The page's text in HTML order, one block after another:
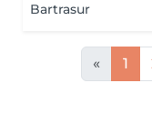
Bartrasur
« 1